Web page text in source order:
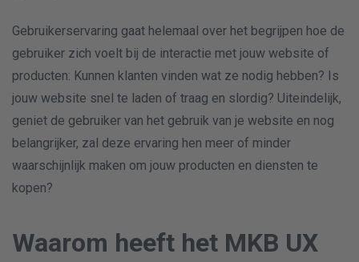
Gebruikerservaring gaat helemaal over het begrijpen hoe de
gebruiker zich voelt bij de interactie met jouw website of
producten: Kunnen klanten vinden wat ze nodig hebben? Is
jouw website snel te laden of traag en slordig? Uiteindelijk,
geniet de gebruiker van het gebruik van je website en nog
belangrijker, zal deze ervaring hen meer of minder
waarschijnlijk maken om jouw producten en diensten te
kopen?
Waarom heeft het MKB UX